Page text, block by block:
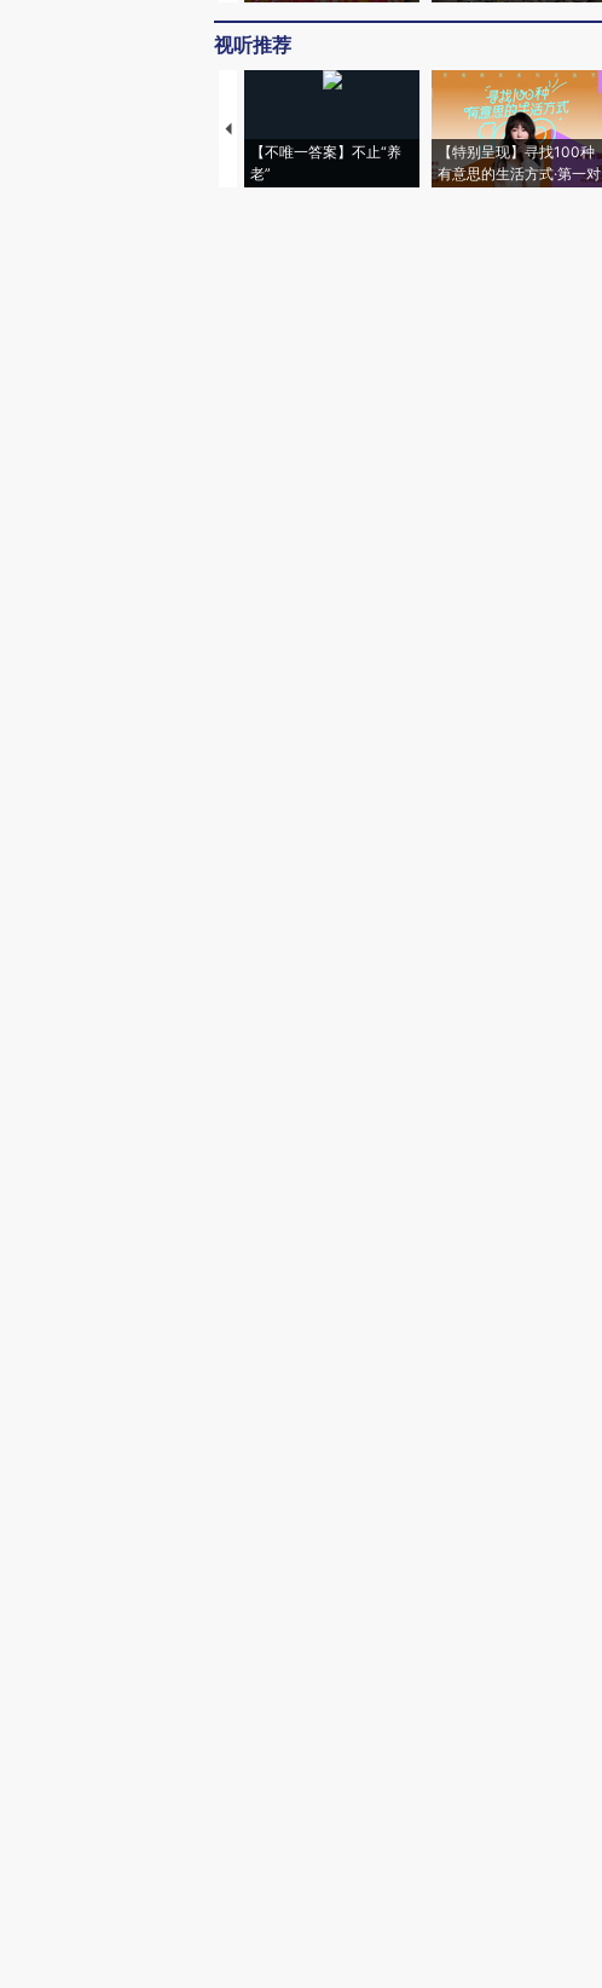
视听推荐
【不唯一答案】不止“养
老”
【特别呈现】寻找100种
有意思的生活方式·第一对